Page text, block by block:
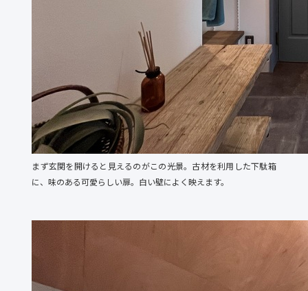
まず玄関を開けると見えるのがこの光景。古材を利用した下駄箱
に、味のある可愛らしい扉。白い壁によく映えます。